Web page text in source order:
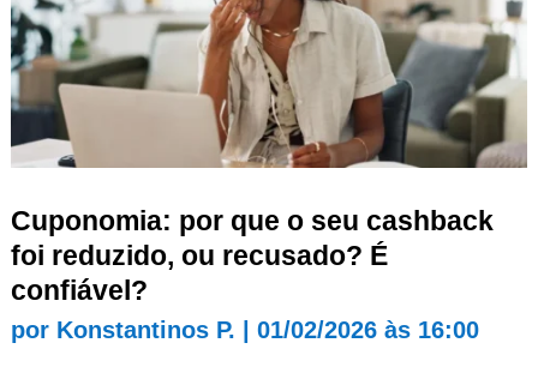
Cuponomia: por que o seu cashback
foi reduzido, ou recusado? É
confiável?
por Konstantinos P. 01/02/2026 às 16:00